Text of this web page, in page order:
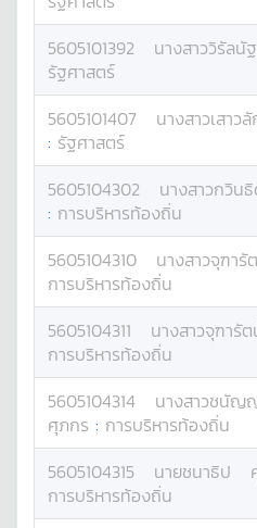
5605101392 นางสาววิรัลนัฐ
รัฐศาสตร์
5605101407 นางสาวเสาว
: รัฐศาสตร์
5605104302 นางสาวกวินธิ
: การบริหารท้องถิ่น
5605104310 นางสาวจุฑารั
การบริหารท้องถิ่น
5605104311 นางสาวจุฑารั
การบริหารท้องถิ่น
5605104314 นางสาวชนัญ
ศุภกร : การบริหารท้องถิ่น
5605104315 นายชนาธิป
การบริหารท้องถิ่น